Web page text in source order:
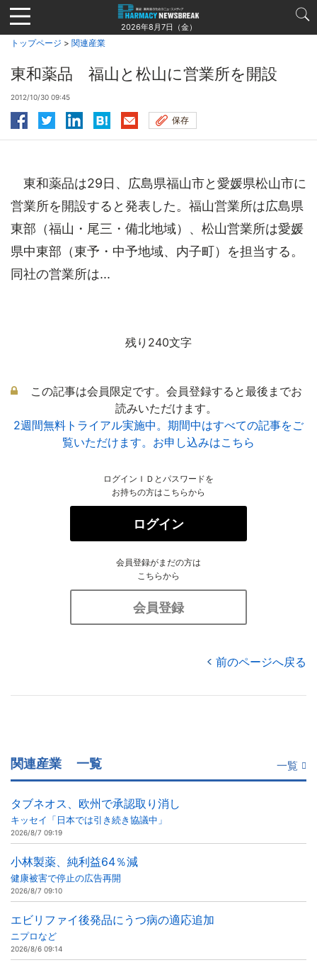
Jump
to
navigation
2026年8月7日（金）
トップページ > 関連産業
東和薬品 福山と松山に営業所を開設
2012/10/30 09:45
保存
東和薬品は29日、広島県福山市と愛媛県松山市に
営業所を開設すると発表した。福山営業所は広島県
東部（福山・尾三・備北地域）、松山営業所は愛媛
県中東部（東予・中予地域、内子町）を担当する。
同社の営業所は...
残り240文字
この記事は会員限定です。会員登録すると最後までお
読みいただけます。
2週間無料トライアル実施中。期間中はすべての記事をご
覧いただけます。お申し込みはこちら
ログインＩＤとパスワードを
お持ちの方はこちらから
ログイン
会員登録がまだの方は
こちらから
会員登録
前のページへ戻る
関連産業 一覧 一覧
タブネオス、欧州で承認取り消し
キッセイ「日本では引き続き協議中」
2026/8/7 09:19
小林製薬、純利益64％減
健康被害で停止の広告再開
2026/8/7 09:10
エビリファイ後発品にうつ病の適応追加
ニプロなど
2026/8/6 09:14